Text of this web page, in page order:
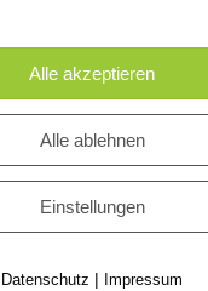
Instagram
Alle akzeptieren
Alle ablehnen
Einstellungen
Datenschutz | Impressum